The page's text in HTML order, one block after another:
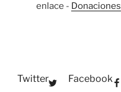
enlace - Donaciones
Twitter Facebook